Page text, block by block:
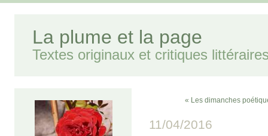
La plume et la page
Textes originaux et critiques
« Les dimanches
11/04/2016